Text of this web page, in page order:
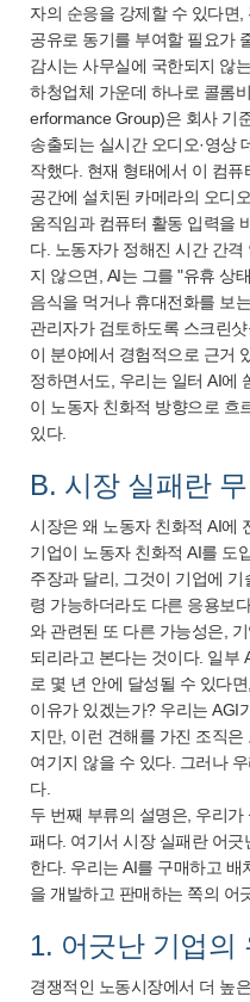
자의 순응을 강제할 수 있다면
공유로 동기를 부여할 필요가
감시는 사무실에 국한되지 않
하청업체 가운데 하나로 콜롬
erformance Group)은 회사 기
송출되는 실시간 오디오·영상
작했다. 현재 형태에서 이 컴
공간에 설치된 카메라의 오디
움직임과 컴퓨터 활동 입력을
다. 노동자가 정해진 시간 간
지 않으면, AI는 그를 "유휴 상
음식을 먹거나 휴대전화를 보
관리자가 검토하도록 스크린
이 분야에서 경험적으로 근거
정하면서도, 우리는 일터 AI에
이 노동자 친화적 방향으로 흐
있다.
B. 시장 실패란
시장은 왜 노동자 친화적 AI에
기업이 노동자 친화적 AI를 도
주장과 달리, 그것이 기업에
령 가능하더라도 다른 응용보
와 관련된 또 다른 가능성은,
되리라고 본다는 것이다. 일부
로 몇 년 안에 달성될 수 있다
이유가 있겠는가? 우리는 AGI
지만, 이런 견해를 가진 조직
여기지 않을 수 있다. 그러나
다.
두 번째 부류의 설명은, 우리
패다. 여기서 시장 실패란 어긋
한다. 우리는 AI를 구매하고 배
을 개발하고 판매하는 쪽의 어
1. 어긋난 기업의
경쟁적인 노동시장에서 더 높